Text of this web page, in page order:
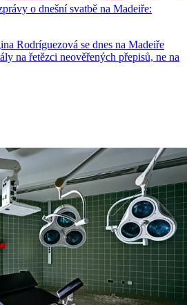
o dnešní svatbě na Madeiře:
Rodríguezová se dnes na Madeiře
na řetězci neověřených přepisů, ne na